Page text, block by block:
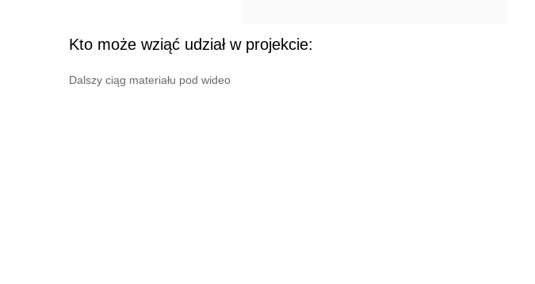
Kto może wziąć udział w projekcie:
Dalszy ciąg materiału pod wideo